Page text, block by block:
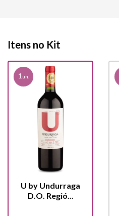
Itens no Kit
1 un.
U by Undurraga
D.O. Regió...